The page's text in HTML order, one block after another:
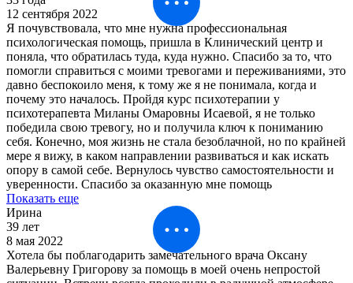
12 сентября 2022
Я почувствовала, что мне нужна профессиональная
психологическая помощь, пришла в Клинический центр и
поняла, что обратилась туда, куда нужно. Спасибо за то, что
помогли справиться с моими тревогами и переживаниями, это
давно беспокоило меня, к тому же я не понимала, когда и
почему это началось. Пройдя курс психотерапии у
психотерапевта Миланы Омаровны Исаевой, я не только
победила свою тревогу, но и получила ключ к пониманию
себя. Конечно, моя жизнь не стала безоблачной, но по крайней
мере я вижу, в каком направлении развиваться и как искать
опору в самой себе. Вернулось чувство самостоятельности и
уверенности. Спасибо за оказанную мне помощь
Показать еще
Ирина
39 лет
8 мая 2022
Хотела бы поблагодарить замечательного врача Оксану
Валерьевну Григорову за помощь в моей очень непростой